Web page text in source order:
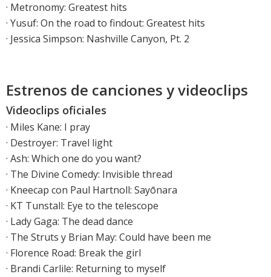
· Metronomy: Greatest hits
· Yusuf: On the road to findout: Greatest hits
· Jessica Simpson: Nashville Canyon, Pt. 2
Estrenos de canciones y videoclips
Videoclips oficiales
· Miles Kane: I pray
· Destroyer: Travel light
· Ash: Which one do you want?
· The Divine Comedy: Invisible thread
· Kneecap con Paul Hartnoll: Sayōnara
· KT Tunstall: Eye to the telescope
· Lady Gaga: The dead dance
· The Struts y Brian May: Could have been me
· Florence Road: Break the girl
· Brandi Carlile: Returning to myself